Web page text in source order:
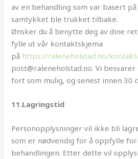
av en behandling som var basert
samtykket ble trukket tilbake.
Ønsker du å benytte deg av dine
fylle ut vår kontaktskjema
på https://raleneholstad.no/
post@raleneholstad.no. Vi besvarer
fort som mulig, og senest innen 30
11.Lagringstid
Personopplysninger vil ikke bli
som er nødvendig for å oppfylle
behandlingen. Etter dette vil